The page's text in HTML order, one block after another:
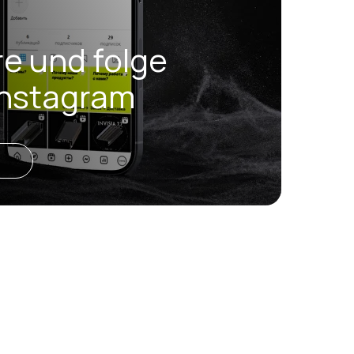
und folge